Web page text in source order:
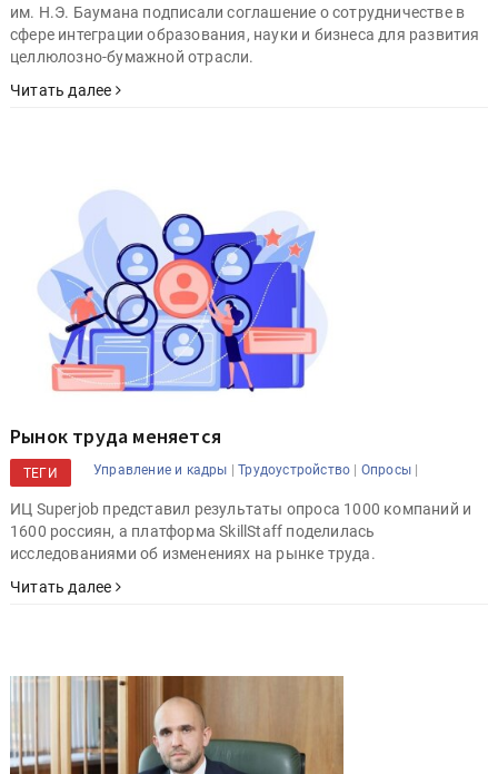
им. Н.Э. Баумана подписали соглашение о сотрудничестве в
сфере интеграции образования, науки и бизнеса для развития
целлюлозно-бумажной отрасли.
Читать далее
Рынок труда меняется
ТЕГИ Управление и кадры |Трудоустройство | Опросы |
ИЦ Superjob представил результаты опроса 1000 компаний и
1600 россиян, а платформа SkillStaff поделилась
исследованиями об изменениях на рынке труда.
Читать далее